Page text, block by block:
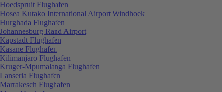
Hoedspruit Flughafen
Hosea Kutako International Airport Windhoek
Hurghada Flughafen
Johannesburg Rand Airport
Kapstadt Flughafen
Kasane Flughafen
Kilimanjaro Flughafen
Kruger-Mpumalanga Flughafen
Lanseria Flughafen
Marrakesch Flughafen